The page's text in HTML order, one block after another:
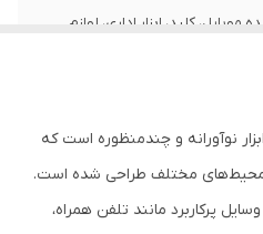
موبایل، کلید، ابزار اداری، لوازم
دکوراسیون
نوآورانه و چندمنظوره است که
محیط‌های مختلف طراحی شده است.
پرکاربرد مانند تلفن همراه،